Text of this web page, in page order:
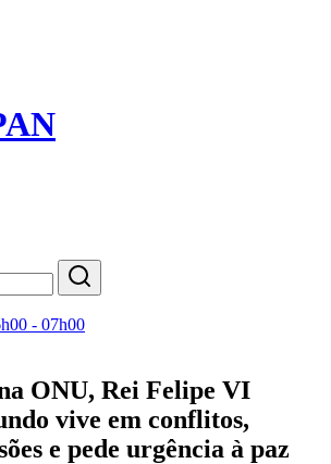
- 07h00
ONU, Rei Felipe VI
vive em conflitos,
e pede urgência à paz